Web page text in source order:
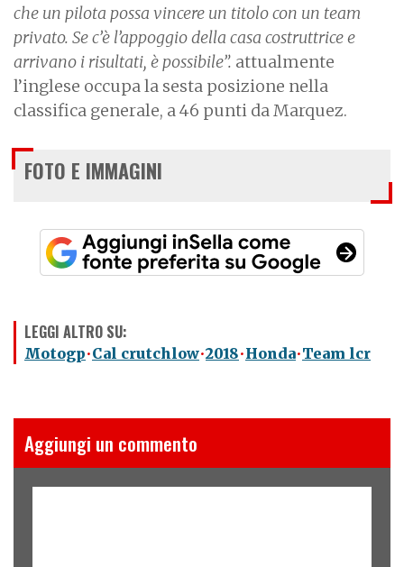
che un pilota possa vincere un titolo con un team
privato. Se c’è l’appoggio della casa costruttrice e
arrivano i risultati, è possibile”. attualmente
l’inglese occupa la sesta posizione nella
classifica generale, a 46 punti da Marquez.
FOTO E IMMAGINI
LEGGI ALTRO SU:
Motogp Cal crutchlow 2018 Honda Team lcr
Aggiungi un commento